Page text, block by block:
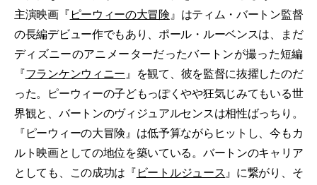
主演映画『 ピーウィーの大冒険』はティム・バートン監督
の長編デビュー作でもあり、ポール・ルーベンスは、まだ
ディズニーのアニメーターだったバートンが撮った短編
『フランケンウィニー』を観て、彼を監督に抜擢したのだ
った。ピーウィーの子どもっぽくやや狂気じみてもいる世
界観と、バートンのヴィジュアルセンスは相性ばっちり。
『ピーウィーの大冒険』は低予算ながらヒットし、今もカ
ルト映画としての地位を築いている。バートンのキャリア
としても、この成功は『 ビートルジュース』に繋がり、そ